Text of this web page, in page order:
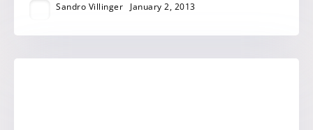
Sandro Villinger January 2, 2013